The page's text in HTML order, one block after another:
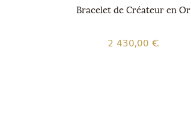
Bracelet de Créateur en Or
2 430,00 €